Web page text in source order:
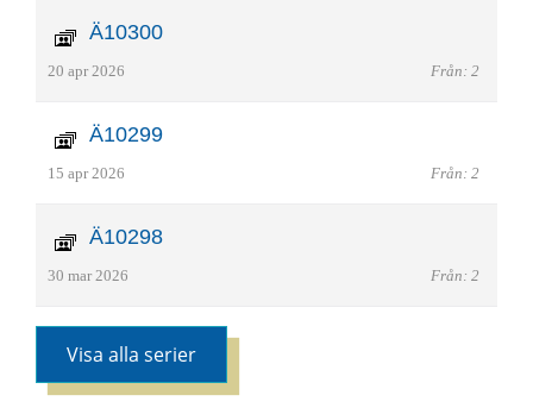
Ä10300
20 apr 2026 Från: 2
Ä10299
15 apr 2026 Från: 2
Ä10298
30 mar 2026 Från: 2
Visa alla serier